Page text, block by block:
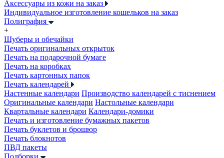
Аксессуары из кожи на заказ
Индивидуальное изготовление кошельков на заказ
Полиграфия
+
Шуберы и обечайки
Печать оригинальных открыток
Печать на подарочной бумаге
Печать на коробках
Печать картонных папок
Печать календарей
Настенные календари Производство календарей с тиснением
Оригинальные календари Настольные календари
Квартальные календари Календари-домики
Печать и изготовление бумажных пакетов
Печать буклетов и брошюр
Печать блокнотов
ПВД пакеты
Подборки